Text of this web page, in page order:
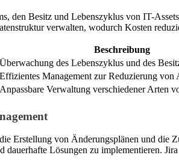
den Besitz und Lebenszyklus von IT-
verwalten, wodurch Kosten
Beschreibung
Überwachung des Lebenszyklus und des
Effizientes Management zur Reduzierung von
Anpassbare Verwaltung verschiedener Arten
Erstellung von Änderungsplänen und die
Lösungen zu implementieren.